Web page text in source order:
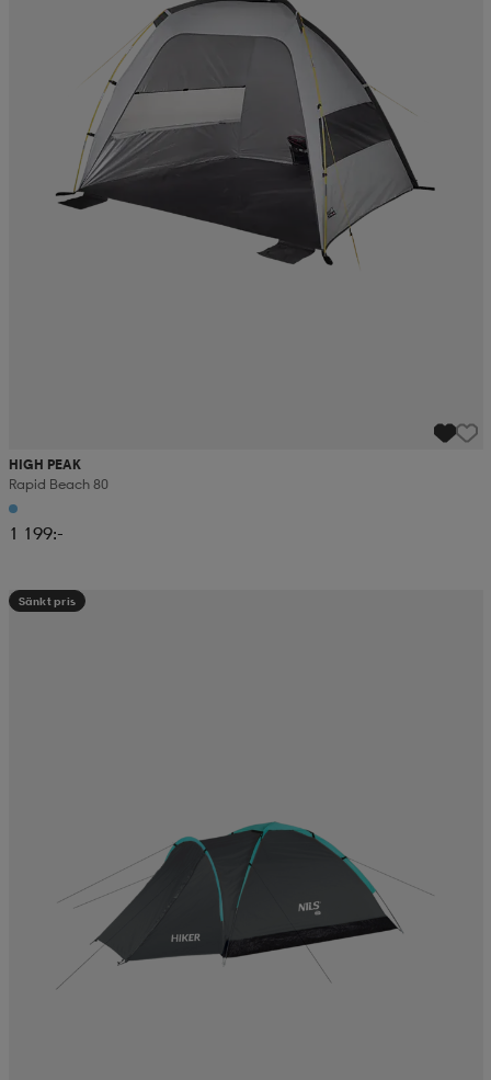
HIGH PEAK
Rapid Beach 80
1 199:-
Sänkt pris